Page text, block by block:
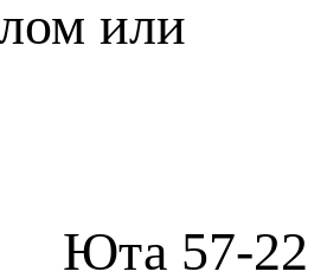
или
Юта 57-22